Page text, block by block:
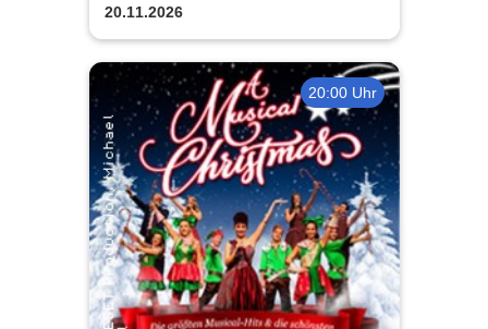
Abschiedstournee
20.11.2026
20:00 Uhr